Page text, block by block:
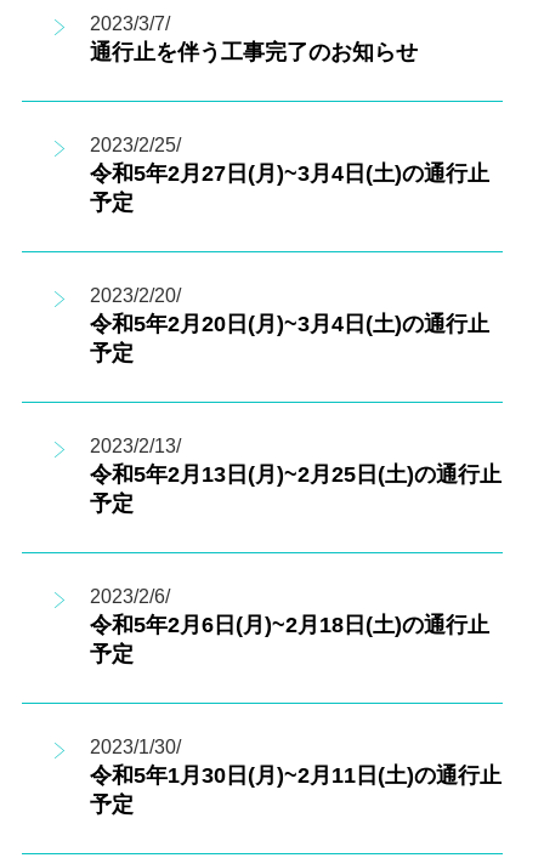
2023/3/7/
通行止を伴う工事完了のお知らせ
2023/2/25/
令和5年2月27日(月)~3月4日(土)の通行止
予定
2023/2/20/
令和5年2月20日(月)~3月4日(土)の通行止
予定
2023/2/13/
令和5年2月13日(月)~2月25日(土)の通行止
予定
2023/2/6/
令和5年2月6日(月)~2月18日(土)の通行止
予定
2023/1/30/
令和5年1月30日(月)~2月11日(土)の通行止
予定